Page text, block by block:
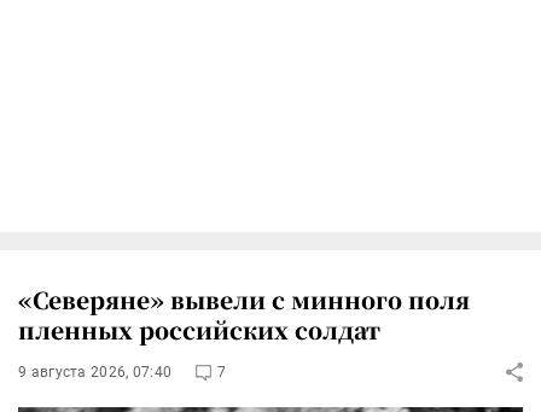
«Северяне» вывели с минного поля
пленных российских солдат
9 августа 2026, 07:40 7